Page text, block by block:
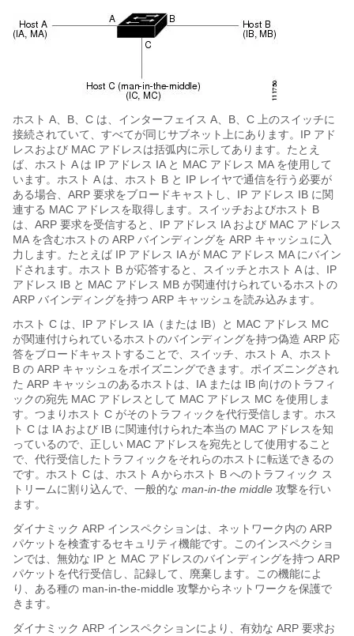
ホスト A、B、C は、インターフェイス A、B、C 上のスイッチに
接続されていて、すべてが同じサブネット上にあります。IP アド
レスおよび MAC アドレスは括弧内に示してあります。たとえ
ば、ホスト A は IP アドレス IA と MAC アドレス MA を使用して
います。ホスト A は、ホスト B と IP レイヤで通信を行う必要が
ある場合、ARP 要求をブロードキャストし、IP アドレス IB に関
連する MAC アドレスを取得します。スイッチおよびホスト B
は、ARP 要求を受信すると、IP アドレス IA および MAC アドレス
MA を含むホストの ARP バインディングを ARP キャッシュに入
力します。たとえば IP アドレス IA が MAC アドレス MA にバイン
ドされます。ホスト B が応答すると、スイッチとホスト A は、IP
アドレス IB と MAC アドレス MB が関連付けられているホストの
ARP バインディングを持つ ARP キャッシュを読み込みます。
ホスト C は、IP アドレス IA（または IB）と MAC アドレス MC
が関連付けられているホストのバインディングを持つ偽造 ARP 応
答をブロードキャストすることで、スイッチ、ホスト A、ホスト
B の ARP キャッシュをポイズニングできます。ポイズニングされ
た ARP キャッシュのあるホストは、IA または IB 向けのトラフィ
ックの宛先 MAC アドレスとして MAC アドレス MC を使用しま
す。つまりホスト C がそのトラフィックを代行受信します。ホス
ト C は IA および IB に関連付けられた本当の MAC アドレスを知
っているので、正しい MAC アドレスを宛先として使用すること
で、代行受信したトラフィックをそれらのホストに転送できるの
です。ホスト C は、ホスト A からホスト B へのトラフィック ス
トリームに割り込んで、一般的な man-in-the middle 攻撃を行い
ます。
ダイナミック ARP インスペクションは、ネットワーク内の ARP
パケットを検査するセキュリティ機能です。
このインスペクショ
ンでは、無効な IP と MAC アドレスのバインディングを持つ ARP
パケットを代行受信し、記録して、廃棄します。この機能によ
り、ある種の man-in-the-middle 攻撃からネットワークを保護で
きます。
ダイナミック ARP インスペクションにより、有効な ARP 要求お